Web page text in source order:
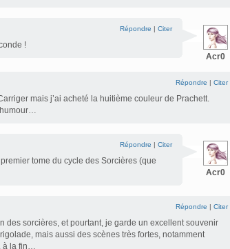
Acr0
Répondre | Citer
!
Répondre | Citer
mais j’ai acheté la huitième couleur de Prachett.
humour…
Acr0
Répondre | Citer
tome du cycle des Sorcières (que
Répondre | Citer
des sorcières, et pourtant, je garde un excellent souvenir
mais aussi des scènes très fortes, notamment
à la fin…